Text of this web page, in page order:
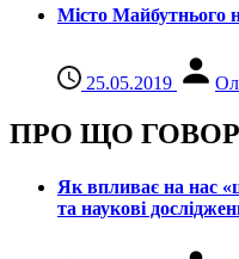
Місто Майбутнього
25.05.2019
ПРО ЩО
Як впливає на нас
та наукові